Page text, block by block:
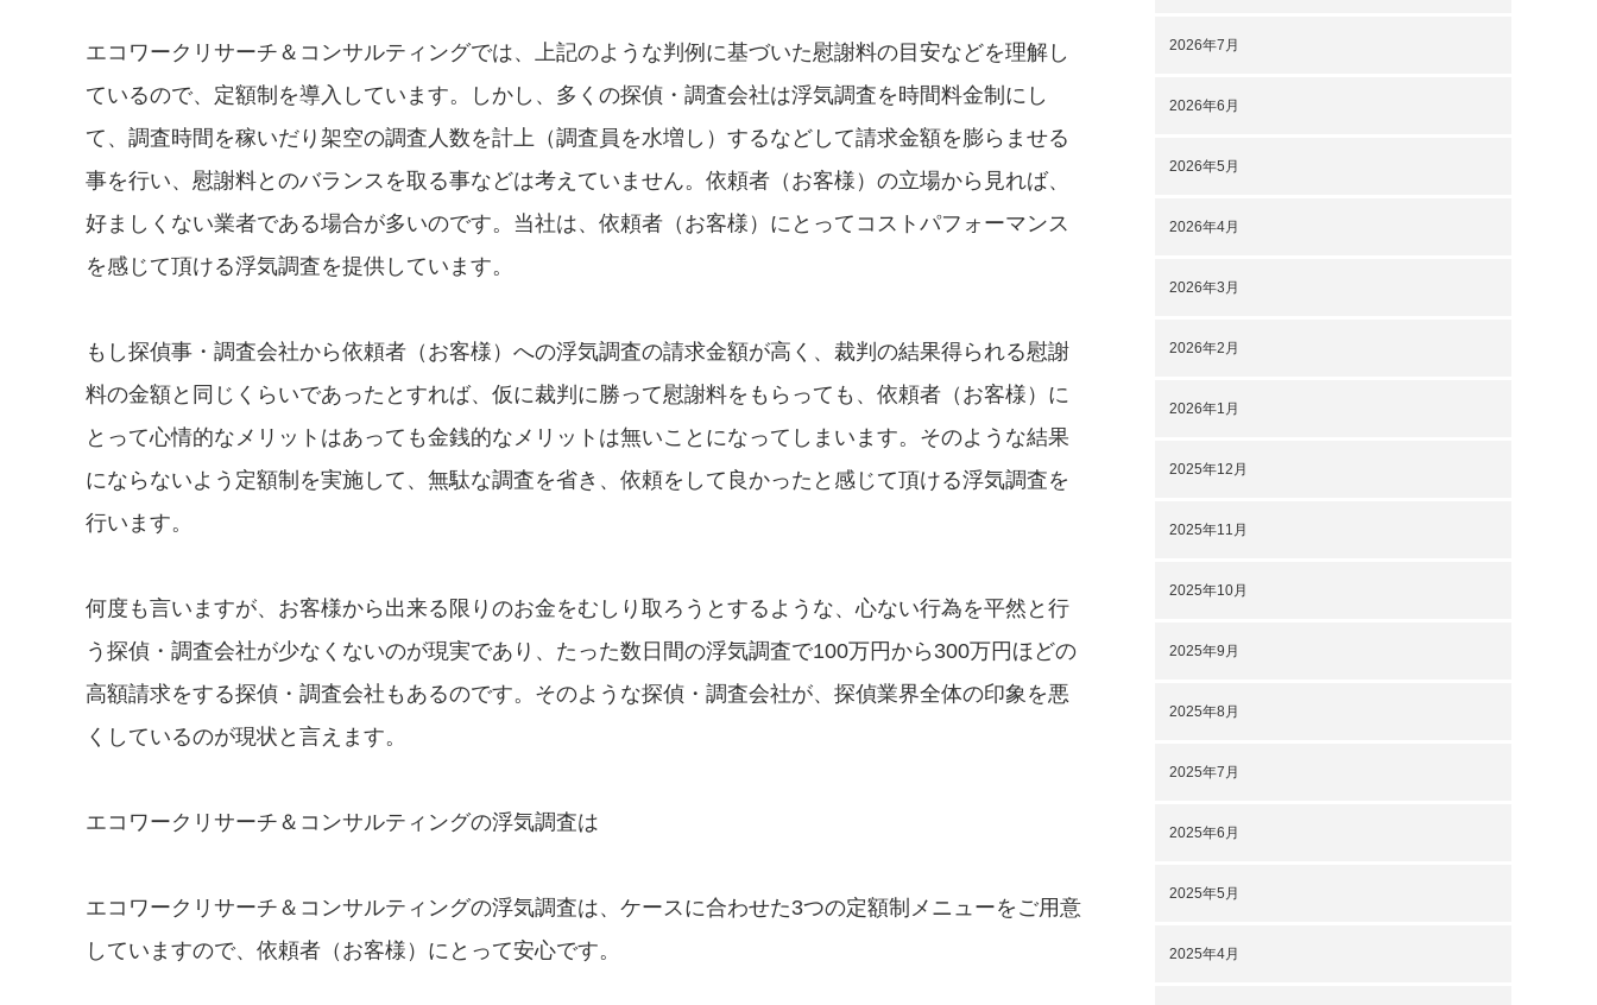
エコワークリサーチ＆コンサルティングでは、上記のような判例に基づいた慰謝料の目安などを理解し
ているので、定額制を導入しています。しかし、多くの探偵・調査会社は浮気調査を時間料金制にし
て、調査時間を稼いだり架空の調査人数を計上（調査員を水増し）するなどして請求金額を膨らませる
事を行い、慰謝料とのバランスを取る事などは考えていません。依頼者（お客様）の立場から見れば、
好ましくない業者である場合が多いのです。当社は、依頼者（お客様）にとってコストパフォーマンス
を感じて頂ける浮気調査を提供しています。
もし探偵事・調査会社から依頼者（お客様）への浮気調査の請求金額が高く、裁判の結果得られる慰謝
料の金額と同じくらいであったとすれば、仮に裁判に勝って慰謝料をもらっても、依頼者（お客様）に
とって心情的なメリットはあっても金銭的なメリットは無いことになってしまいます。そのような結果
にならないよう定額制を実施して、無駄な調査を省き、依頼をして良かったと感じて頂ける浮気調査を
行います。
何度も言いますが、お客様から出来る限りのお金をむしり取ろうとするような、心ない行為を平然と行
う探偵・調査会社が少なくないのが現実であり、たった数日間の浮気調査で100万円から300万円ほどの
高額請求をする探偵・調査会社もあるのです。そのような探偵・調査会社が、探偵業界全体の印象を悪
くしているのが現状と言えます。
エコワークリサーチ＆コンサルティングの浮気調査は
エコワークリサーチ＆コンサルティングの浮気調査は、ケースに合わせた3つの定額制メニューをご用意
していますので、依頼者（お客様）にとって安心です。
2026年7月
2026年6月
2026年5月
2026年4月
2026年3月
2026年2月
2026年1月
2025年12月
2025年11月
2025年10月
2025年9月
2025年8月
2025年7月
2025年6月
2025年5月
2025年4月